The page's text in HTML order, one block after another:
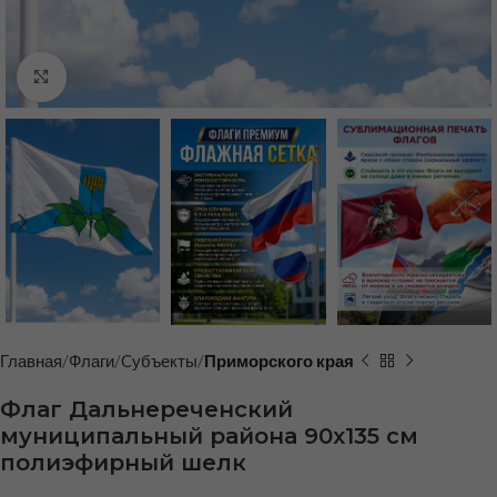
Нажмите, чтобы увеличить
Главная Флаги Cубъекты Приморского края
Флаг Дальнереченский
муниципальный района 90х135 см
полиэфирный шелк